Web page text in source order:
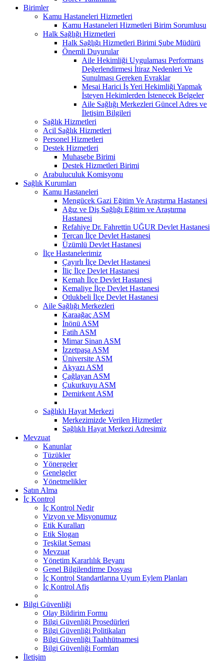
Birimler
Kamu Hastaneleri Hizmetleri
Kamu Hastaneleri Hizmetleri Birim Sorumlusu
Halk Sağlığı Hizmetleri
Halk Sağlığı Hizmetleri Birimi Şube Müdürü
Önemli Duyurular
Aile Hekimliği Uygulaması Performans
Değerlendirmesi İtiraz Nedenleri Ve
Sunulması Gereken Evraklar
Mesai Harici İş Yeri Hekimliği Yapmak
İsteyen Hekimlerden İstenecek Belgeler
Aile Sağlığı Merkezleri Güncel Adres ve
İletişim Bilgileri
Sağlık Hizmetleri
Acil Sağlık Hizmetleri
Personel Hizmetleri
Destek Hizmetleri
Muhasebe Birimi
Destek Hizmetleri Birimi
Arabuluculuk Komisyonu
Sağlık Kurumları
Kamu Hastaneleri
Mengücek Gazi Eğitim Ve Araştırma Hastanesi
Ağız ve Diş Sağlığı Eğitim ve Araştırma
Hastanesi
Refahiye Dr. Fahrettin UĞUR Devlet Hastanesi
Tercan İlçe Devlet Hastanesi
Üzümlü Devlet Hastanesi
İlçe Hastanelerimiz
Çayırlı İlçe Devlet Hastanesi
İliç İlçe Devlet Hastanesi
Kemah İlçe Devlet Hastanesi
Kemaliye İlçe Devlet Hastanesi
Otlukbeli İlçe Devlet Hastanesi
Aile Sağlığı Merkezleri
Karaağaç ASM
İnönü ASM
Fatih ASM
Mimar Sinan ASM
İzzetpaşa ASM
Üniversite ASM
Akyazı ASM
Çağlayan ASM
Çukurkuyu ASM
Demirkent ASM
Sağlıklı Hayat Merkezi
Merkezimizde Verilen Hizmetler
Sağlıklı Hayat Merkezi Adresimiz
Mevzuat
Kanunlar
Tüzükler
Yönergeler
Genelgeler
Yönetmelikler
Satın Alma
İç Kontrol
İç Kontrol Nedir
Vizyon ve Misyonumuz
Etik Kuralları
Etik Slogan
Teşkilat Şeması
Mevzuat
Yönetim Kararlılık Beyanı
Genel Bilgilendirme Dosyası
İç Kontrol Standartlarına Uyum Eylem Planları
İç Kontrol Afiş
Bilgi Güvenliği
Olay Bildirim Formu
Bilgi Güvenliği Prosedürleri
Bilgi Güvenliği Politikaları
Bilgi Güvenliği Taahhütnamesi
Bilgi Güvenliği Formları
İletişim